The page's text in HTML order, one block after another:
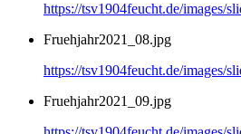
https://tsv1904feucht.de/images/
Fruehjahr2021_08.jpg
https://tsv1904feucht.de/images/
Fruehjahr2021_09.jpg